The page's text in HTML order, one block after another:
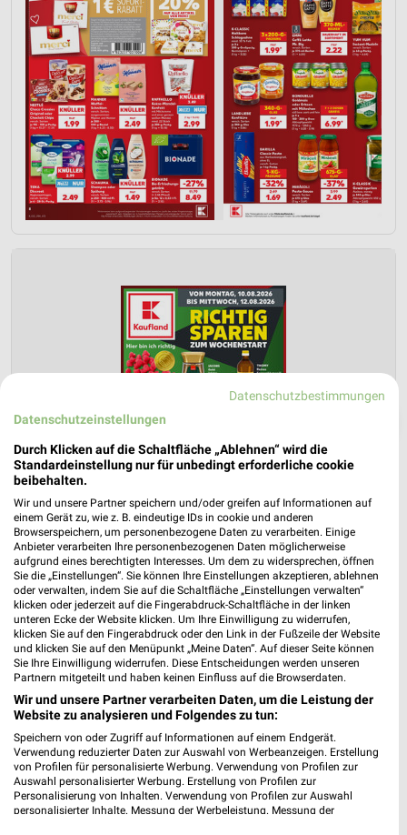
Kaufland Prospekt für Bad Saulgau ab
Mo. den 10.08.
Gültig von 10. Aug. bis 12. Aug.
📅 Kalendereintrag erstellen
PROSPEKT BLÄTTERN
Datenschutzbestimmungen
Datenschutzeinstellungen
Durch Klicken auf die Schaltfläche „Ablehnen“ wird die
Standardeinstellung nur für unbedingt erforderliche cookie
beibehalten.
Wir und unsere Partner speichern und/oder greifen auf Informationen auf
einem Gerät zu, wie z. B. eindeutige IDs in cookie und anderen
Browserspeichern, um personenbezogene Daten zu verarbeiten. Einige
Anbieter verarbeiten Ihre personenbezogenen Daten möglicherweise
aufgrund eines berechtigten Interesses. Um dem zu widersprechen, öffnen
Sie die „Einstellungen“. Sie können Ihre Einstellungen akzeptieren, ablehnen
oder verwalten, indem Sie auf die Schaltfläche „Einstellungen verwalten“
klicken oder jederzeit auf die Fingerabdruck-Schaltfläche in der linken
unteren Ecke der Website klicken. Um Ihre Einwilligung zu widerrufen,
klicken Sie auf den Fingerabdruck oder den Link in der Fußzeile der Website
und klicken Sie auf den Menüpunkt „Meine Daten“. Auf dieser Seite können
Sie Ihre Einwilligung widerrufen. Diese Entscheidungen werden unseren
Partnern mitgeteilt und haben keinen Einfluss auf die Browserdaten.
Wir und unsere Partner verarbeiten Daten, um die Leistung der
Website zu analysieren und Folgendes zu tun:
Speichern von oder Zugriff auf Informationen auf einem Endgerät.
Verwendung reduzierter Daten zur Auswahl von Werbeanzeigen. Erstellung
von Profilen für personalisierte Werbung. Verwendung von Profilen zur
Auswahl personalisierter Werbung. Erstellung von Profilen zur
Personalisierung von Inhalten. Verwendung von Profilen zur Auswahl
personalisierter Inhalte. Messung der Werbeleistung. Messung der